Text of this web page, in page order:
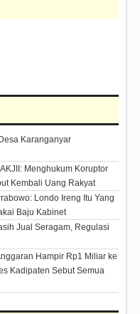
Karanganyar
Menghukum Koruptor
Kembali Uang Rakyat
Londo Ireng Itu Yang
Baju Kabinet
Jual Seragam, Regulasi
Hampir Rp1 Miliar ke
Kadipaten Sebut Semua